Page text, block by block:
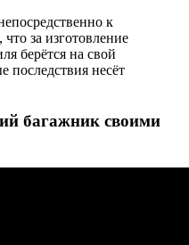
к
что за изготовление
берётся на свой
последствия несёт
багажник своими